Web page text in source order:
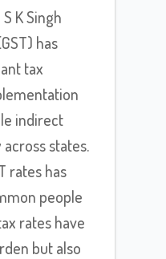
K Singh
has
tax
indirect
states.
rates has
people
rates have
but also